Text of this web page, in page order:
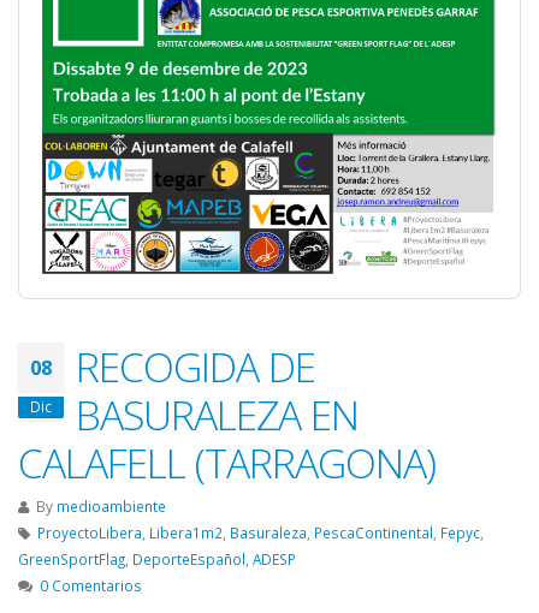
08
Dic
RECOGIDA DE
BASURALEZA EN
CALAFELL (TARRAGONA)
By medioambiente
ProyectoLibera Libera1m2 Basuraleza PescaContinental Fepyc
GreenSportFlag DeporteEspañol ADESP
0 Comentarios